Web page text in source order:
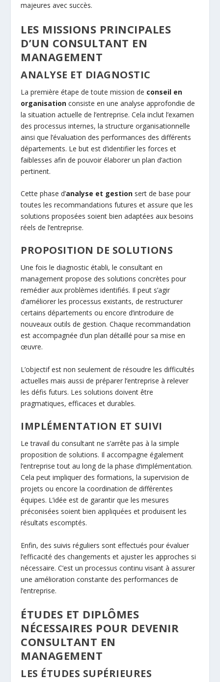
majeures avec succès.
LES MISSIONS PRINCIPALES
D’UN CONSULTANT EN
MANAGEMENT
ANALYSE ET DIAGNOSTIC
La première étape de toute mission de conseil en
organisation consiste en une analyse approfondie de
la situation actuelle de l’entreprise. Cela inclut l’examen
des processus internes, la structure organisationnelle
ainsi que l’évaluation des performances des différents
départements. Le but est d’identifier les forces et
faiblesses afin de pouvoir élaborer un plan d’action
pertinent.
Cette phase d’analyse et gestion sert de base pour
toutes les recommandations futures et assure que les
solutions proposées soient bien adaptées aux besoins
réels de l’entreprise.
PROPOSITION DE SOLUTIONS
Une fois le diagnostic établi, le consultant en
management propose des solutions concrètes pour
remédier aux problèmes identifiés. Il peut s’agir
d’améliorer les processus existants, de restructurer
certains départements ou encore d’introduire de
nouveaux outils de gestion. Chaque recommandation
est accompagnée d’un plan détaillé pour sa mise en
œuvre.
L’objectif est non seulement de résoudre les difficultés
actuelles mais aussi de préparer l’entreprise à relever
les défis futurs. Les solutions doivent être
pragmatiques, efficaces et durables.
IMPLÉMENTATION ET SUIVI
Le travail du consultant ne s’arrête pas à la simple
proposition de solutions. Il accompagne également
l’entreprise tout au long de la phase d’implémentation.
Cela peut impliquer des formations, la supervision de
projets ou encore la coordination de différentes
équipes. L’idée est de garantir que les mesures
préconisées soient bien appliquées et produisent les
résultats escomptés.
Enfin, des suivis réguliers sont effectués pour évaluer
l’efficacité des changements et ajuster les approches si
nécessaire. C’est un processus continu visant à assurer
une amélioration constante des performances de
l’entreprise.
ÉTUDES ET DIPLÔMES
NÉCESSAIRES POUR DEVENIR
CONSULTANT EN
MANAGEMENT
LES ÉTUDES SUPÉRIEURES